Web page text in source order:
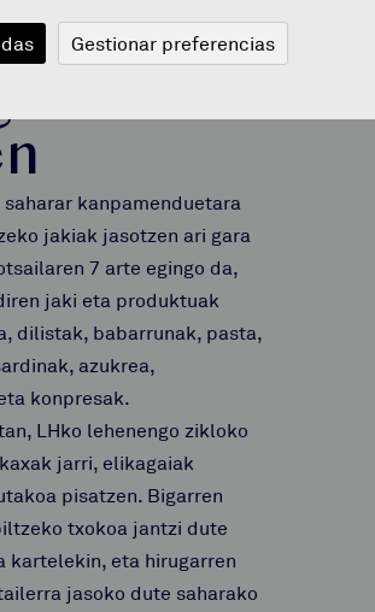
kanpamenduetara
jakiak jasotzen ari gara
7 arte egingo da,
jaki eta produktuak
dilistak, babarrunak, pasta,
azukrea,
konpresak.
LHko lehenengo zikloko
jarri, elikagaiak
pisatzen. Bigarren
txokoa jantzi dute
kartelekin, eta hirugarren
jasoko dute saharako
Gestionar preferencias